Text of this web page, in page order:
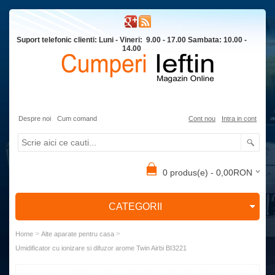
Suport telefonic clienti: Luni - Vineri: 9.00 - 17.00 Sambata: 10.00 -
14.00
Despre noi Cum comand Cont nou Intra in cont
0 produs(e) - 0,00RON
CATEGORII
Home > Alte aparate pentru casa >
Umidificator cu ionizare si difuzor arome Twin Airbi BI3221